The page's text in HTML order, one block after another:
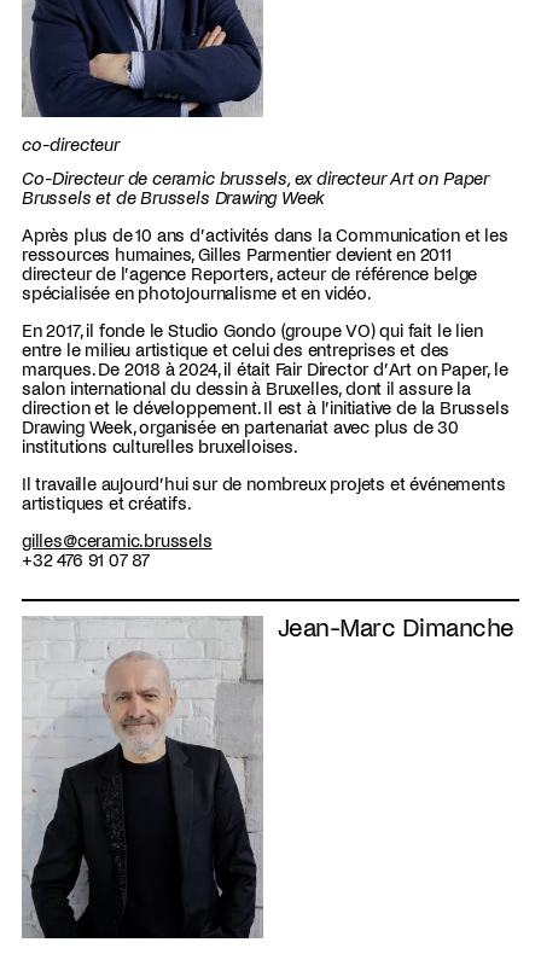
co-directeur
Co-Directeur de ceramic brussels, ex directeur Art on Paper
Brussels et de Brussels Drawing Week
Après plus de 10 ans d’activités dans la Communication et les
ressources humaines, Gilles Parmentier devient en 2011
directeur de l’agence Reporters, acteur de référence belge
spécialisée en photojournalisme et en vidéo.
En 2017, il fonde le Studio Gondo (groupe VO) qui fait le lien
entre le milieu artistique et celui des entreprises et des
marques. De 2018 à 2024, il était Fair Director d’Art on Paper, le
salon international du dessin à Bruxelles, dont il assure la
direction et le développement. Il est à l’initiative de la Brussels
Drawing Week, organisée en partenariat avec plus de 30
institutions culturelles bruxelloises.
Il travaille aujourd’hui sur de nombreux projets et événements
artistiques et créatifs.
gilles@ceramic.brussels
+32 476 91 07 87
Jean-Marc Dimanche